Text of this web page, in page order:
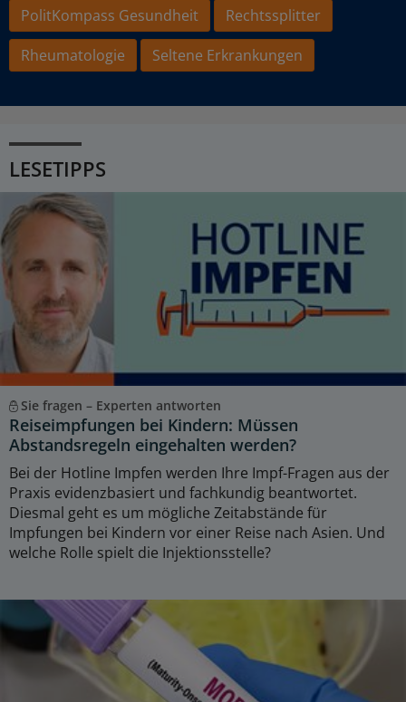
PolitKompass Gesundheit
Rechtssplitter
Rheumatologie
Seltene Erkrankungen
LESETIPPS
Sie fragen – Experten antworten
Reiseimpfungen bei Kindern: Müssen
Abstandsregeln eingehalten werden?
Bei der Hotline Impfen werden Ihre Impf-Fragen aus der
Praxis evidenzbasiert und fachkundig beantwortet.
Diesmal geht es um mögliche Zeitabstände für
Impfungen bei Kindern vor einer Reise nach Asien. Und
welche Rolle spielt die Injektionsstelle?